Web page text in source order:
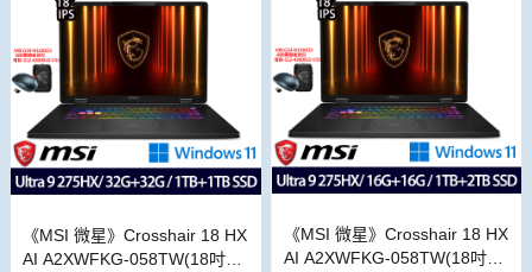
《MSI 微星》Crosshair 18 HX
AI A2XWFKG-058TW(18吋Q
《MSI 微星》Crosshair 18 HX
AI A2XWFKG-058TW(18吋Q